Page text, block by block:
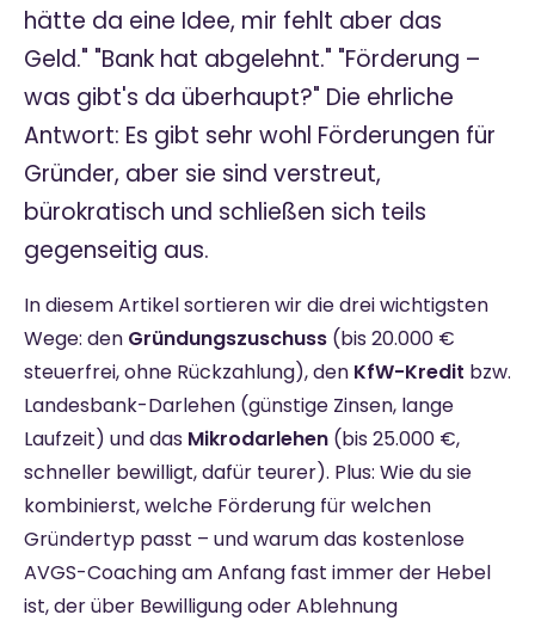
hätte da eine Idee, mir fehlt aber das
Geld." "Bank hat abgelehnt." "Förderung –
was gibt's da überhaupt?" Die ehrliche
Antwort: Es gibt sehr wohl Förderungen für
Gründer, aber sie sind verstreut,
bürokratisch und schließen sich teils
gegenseitig aus.
In diesem Artikel sortieren wir die drei wichtigsten
Wege: den Gründungszuschuss (bis 20.000 €
steuerfrei, ohne Rückzahlung), den KfW-Kredit bzw.
Landesbank-Darlehen (günstige Zinsen, lange
Laufzeit) und das Mikrodarlehen (bis 25.000 €,
schneller bewilligt, dafür teurer). Plus: Wie du sie
kombinierst, welche Förderung für welchen
Gründertyp passt – und warum das kostenlose
AVGS-Coaching am Anfang fast immer der Hebel
ist, der über Bewilligung oder Ablehnung